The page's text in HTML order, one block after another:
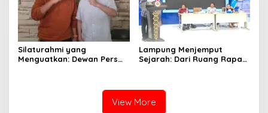
Silaturahmi yang
Menguatkan: Dewan Pers
Lampung Menjemput
Sejarah: Dari Ruang Rapat
View More